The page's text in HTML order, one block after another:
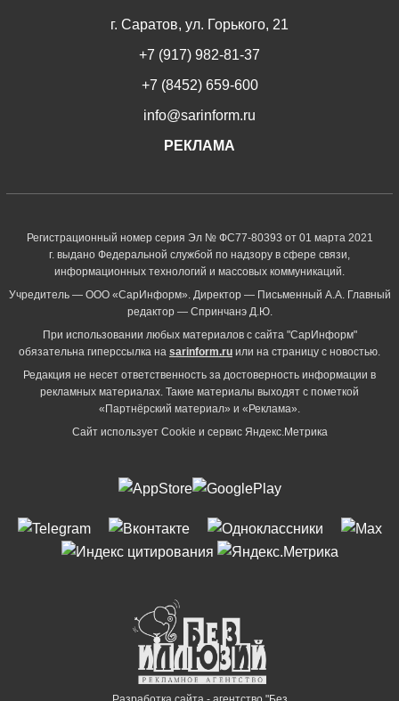
г. Саратов, ул. Горького, 21
+7 (917) 982-81-37
+7 (8452) 659-600
info@sarinform.ru
РЕКЛАМА
Регистрационный номер серия Эл № ФС77-80393 от 01 марта 2021
г. выдано Федеральной службой по надзору в сфере связи,
информационных технологий и массовых коммуникаций.
Учредитель — ООО «СарИнформ». Директор — Письменный А.А. Главный
редактор — Спринчанэ Д.Ю.
При использовании любых материалов с сайта "СарИнформ"
обязательна гиперссылка на sarinform.ru или на страницу с новостью.
Редакция не несет ответственность за достоверность информации в
рекламных материалах. Такие материалы выходят с пометкой
«Партнёрский материал» и «Реклама».
Сайт использует Cookie и сервиc Яндекс.Метрика